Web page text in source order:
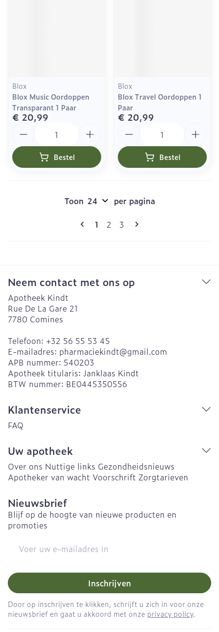
Blox
Blox Music Oordoppen
Transparant 1 Paar
€ 20,99
Bestel
Blox
Blox Travel Oordoppen 1
Paar
€ 20,99
Bestel
Pagina's
U lees momenteel pagina
1 Pagina
2 Pagina
3
Toon per pagina
Neem contact met ons op
Apotheek Kindt
Rue De La Gare 21
7780 Comines
Telefoon: +32 56 55 53 45
E-mailadres: pharmaciekindt@gmail.com
APB nummer: 540203
Apotheek titularis: Janklaas Kindt
BTW nummer: BE0445350556
Klantenservice
FAQ
Uw apotheek
Over ons Nuttige links Gezondheidsnieuws
Apotheker van wacht Voorschrift Zorgtarieven
Nieuwsbrief
Blijf op de hoogte van nieuwe producten en
promoties
Inschrijven
Door op inschrijven te klikken, schrijft u zich in voor onze
nieuwsbrief en gaat u akkoord met onze privacy policy.